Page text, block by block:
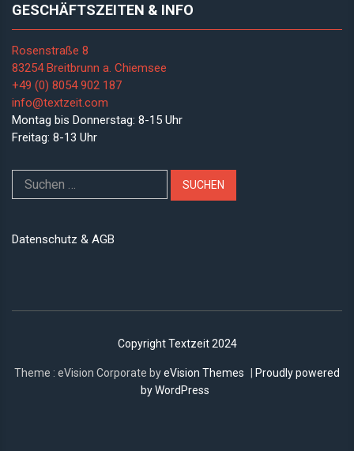
GESCHÄFTSZEITEN & INFO
Rosenstraße 8
83254 Breitbrunn a. Chiemsee
+49 (0) 8054 902 187
info@textzeit.com
Montag bis Donnerstag: 8-15 Uhr
Freitag: 8-13 Uhr
Suchen
Datenschutz & AGB
Copyright Textzeit 2024
Theme : eVision Corporate byeVision Themes | Proudly powered
by WordPress